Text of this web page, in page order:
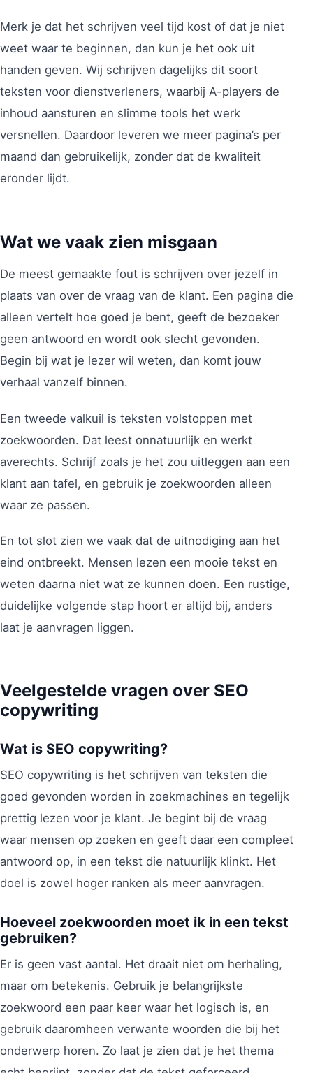
Merk je dat het schrijven veel tijd kost of dat je niet
weet waar te beginnen, dan kun je het ook uit
handen geven. Wij schrijven dagelijks dit soort
teksten voor dienstverleners, waarbij A-players de
inhoud aansturen en slimme tools het werk
versnellen. Daardoor leveren we meer pagina’s per
maand dan gebruikelijk, zonder dat de kwaliteit
eronder lijdt.
Wat we vaak zien misgaan
De meest gemaakte fout is schrijven over jezelf in
plaats van over de vraag van de klant. Een pagina die
alleen vertelt hoe goed je bent, geeft de bezoeker
geen antwoord en wordt ook slecht gevonden.
Begin bij wat je lezer wil weten, dan komt jouw
verhaal vanzelf binnen.
Een tweede valkuil is teksten volstoppen met
zoekwoorden. Dat leest onnatuurlijk en werkt
averechts. Schrijf zoals je het zou uitleggen aan een
klant aan tafel, en gebruik je zoekwoorden alleen
waar ze passen.
En tot slot zien we vaak dat de uitnodiging aan het
eind ontbreekt. Mensen lezen een mooie tekst en
weten daarna niet wat ze kunnen doen. Een rustige,
duidelijke volgende stap hoort er altijd bij, anders
laat je aanvragen liggen.
Veelgestelde vragen over SEO
copywriting
Wat is SEO copywriting?
SEO copywriting is het schrijven van teksten die
goed gevonden worden in zoekmachines en tegelijk
prettig lezen voor je klant. Je begint bij de vraag
waar mensen op zoeken en geeft daar een compleet
antwoord op, in een tekst die natuurlijk klinkt. Het
doel is zowel hoger ranken als meer aanvragen.
Hoeveel zoekwoorden moet ik in een tekst
gebruiken?
Er is geen vast aantal. Het draait niet om herhaling,
maar om betekenis. Gebruik je belangrijkste
zoekwoord een paar keer waar het logisch is, en
gebruik daaromheen verwante woorden die bij het
onderwerp horen. Zo laat je zien dat je het thema